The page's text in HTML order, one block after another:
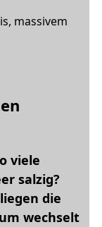
massivem
viele
salzig?
die
wechselt